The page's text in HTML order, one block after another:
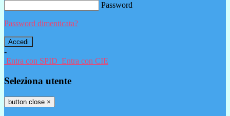
Password
Password dimenticata?
-
Entra con SPID Entra con CIE
Seleziona utente
button close ×